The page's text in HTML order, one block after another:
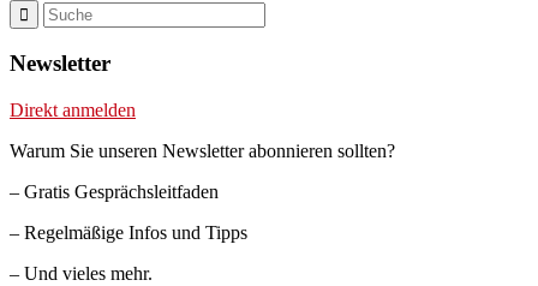
Newsletter
Direkt anmelden
Warum Sie unseren Newsletter abonnieren sollten?
– Gratis Gesprächsleitfaden
– Regelmäßige Infos und Tipps
– Und vieles mehr.